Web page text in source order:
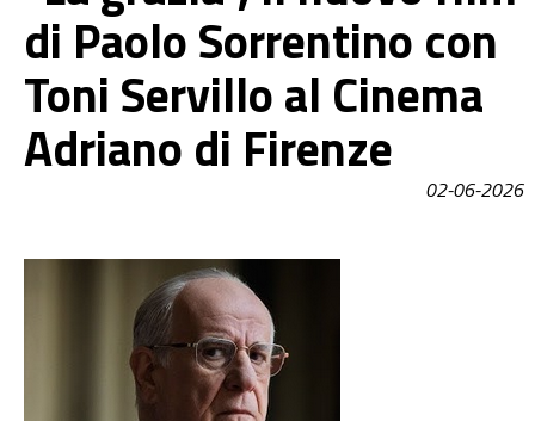
di Paolo Sorrentino con
Toni Servillo al Cinema
Adriano di Firenze
02-06-2026